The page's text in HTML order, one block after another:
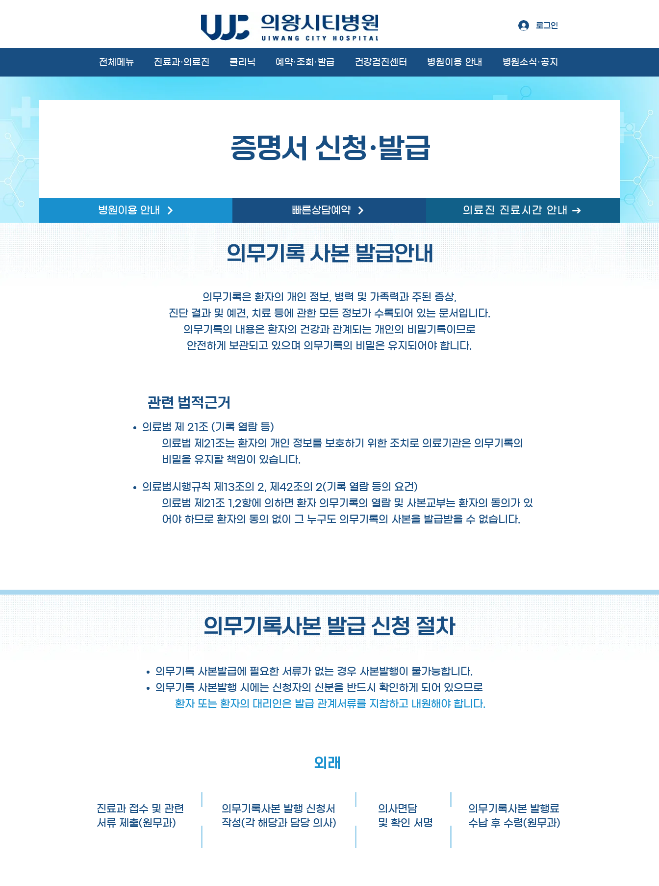
전체메뉴 진료과·의료진 클리닉 예약·조회·발급 건강검진센터 병원이용 안내 병원소식·공지
로그인
증명서 신청·발급
병원이용 안내 빠른상담예약 의료진 진료시간 안내
의무기록 사본 발급안내
의무기록은 환자의 개인 정보, 병력 및 가족력과 주된 증상,
진단 결과 및 예견, 치료 등에 관한 모든 정보가 수록되어 있는 문서입니다.
의무기록의 내용은 환자의 건강과 관계되는 개인의 비밀기록이므로
안전하게 보관되고 있으며 의무기록의 비밀은 유지되어야 합니다.
관련 법적근거
의료법 제 21조 (기록 열람 등)
의료법 제21조는 환자의 개인 정보를 보호하기 위한 조치로 의료기관은 의무기록의
비밀을 유지할 책임이 있습니다.
의료법시행규칙 제13조의 2, 제42조의 2(기록 열람 등의 요건)
의료법 제21조 1,2항에 의하면 환자 의무기록의 열람 및 사본교부는 환자의 동의가 있
어야 하므로 환자의 동의 없이 그 누구도 의무기록의 사본을 발급받을 수 없습니다.
의무기록사본 발급 신청 절차
의무기록 사본발급에 필요한 서류가 없는 경우 사본발행이 불가능합니다.
의무기록 사본발행 시에는 신청자의 신분을 반드시 확인하게 되어 있으므로
환자 또는 환자의 대리인은 발급 관계서류를 지참하고 내원해야 합니다.
외래
진료과 접수 및 관련
서류 제출(원무과)
의무기록사본 발행 신청서
작성(각 해당과 담당 의사)
의사면담
및 확인 서명
의무기록사본 발행료
수납 후 수령(원무과)